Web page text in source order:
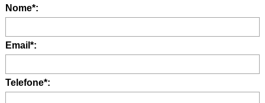
Nome*:
Email*:
Telefone*: